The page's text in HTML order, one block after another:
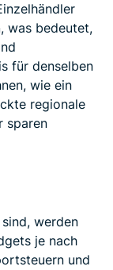
was bedeutet,
für denselben
wie ein
regionale
sparen
werden
je nach
und